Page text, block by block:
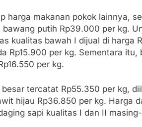
harga makanan pokok lainnya,
bawang putih Rp39.000 per kg.
kualitas bawah I dijual di harga
Rp15.900 per kg. Sementara
per kg.
tercatat Rp55.350 per kg,
hijau Rp36.850 per kg. Harga
sapi kualitas I dan II